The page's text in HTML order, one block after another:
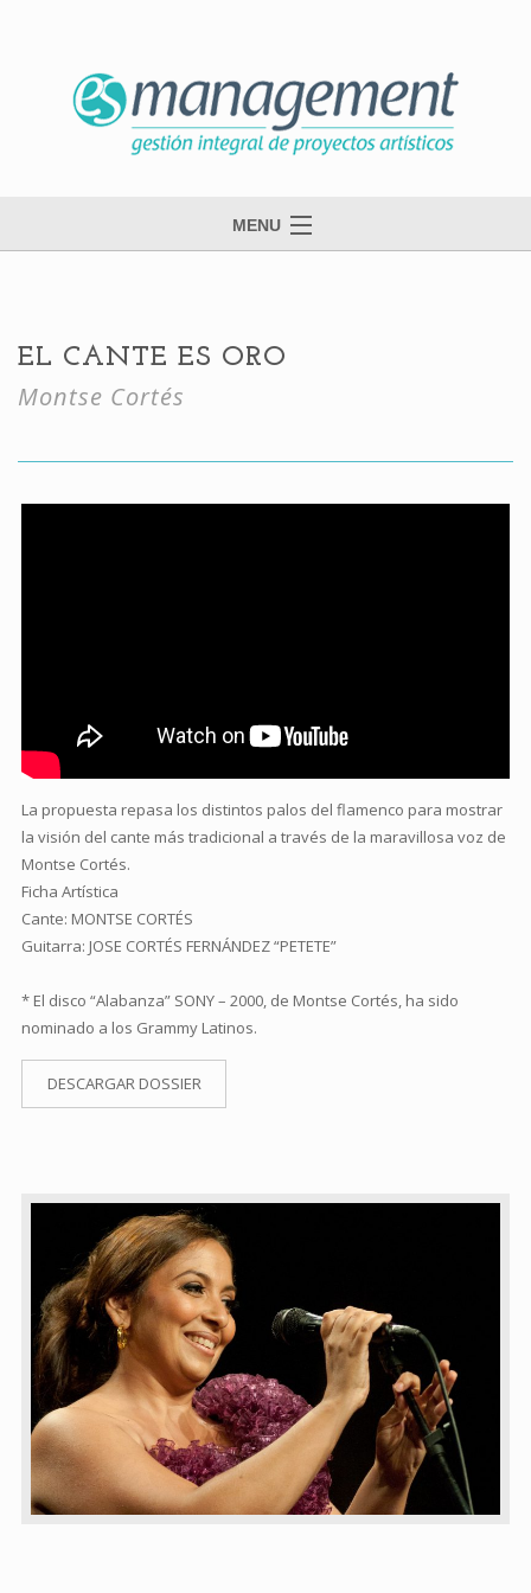
MENU
danza
música
EL CANTE ES ORO
Montse Cortés
La propuesta repasa los distintos palos del flamenco para mostrar
la visión del cante más tradicional a través de la maravillosa voz de
Montse Cortés.
Ficha Artística
Cante: MONTSE CORTÉS
Guitarra: JOSE CORTÉS FERNÁNDEZ “PETETE”
* El disco “Alabanza” SONY – 2000, de Montse Cortés, ha sido
nominado a los Grammy Latinos.
DESCARGAR DOSSIER